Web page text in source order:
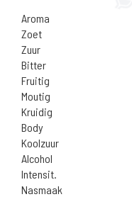
Aroma
Zoet
Zuur
Bitter
Fruitig
Moutig
Kruidig
Body
Koolzuur
Alcohol
Intensit.
Nasmaak